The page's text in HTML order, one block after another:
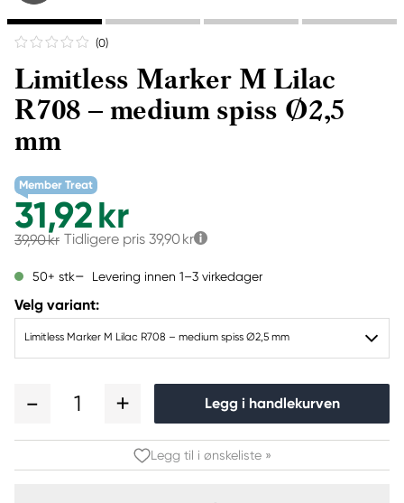
(0)
Limitless Marker M Lilac
R708 – medium spiss Ø2,5
mm
Member Treat
31,92 kr
39,90 kr Tidligere pris 39,90 kr
50+ stk Levering innen 1–3 virkedager
Velg variant:
Limitless Marker M Lilac R708 – medium spiss Ø2,5 mm
1 Legg i handlekurven
Legg til i ønskeliste »